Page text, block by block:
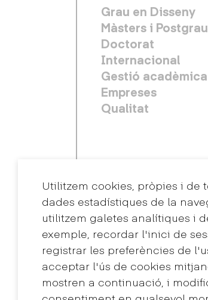
Utilitzem cookies, pròpies i de
dades estadístiques de la
utilitzem galetes analítiques i
exemple, recordar l'inici de
registrar les preferències de
acceptar l'ús de cookies
mostren a continuació, i
FOOTER PRINCIPAL
Grau en Disseny
Màsters i
Doctorat
Internacional
Gestió acadèmica
Empreses
Qualitat
Contacte
+34 932 030 923
info@eina.cat